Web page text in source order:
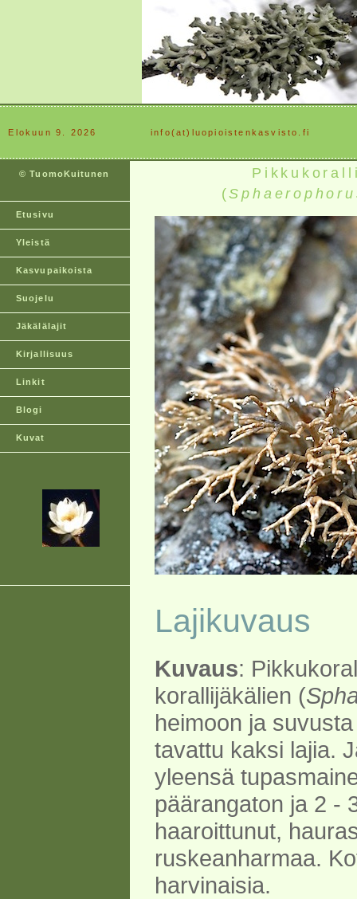
Elokuun 9. 2026 ............info(at)luopioistenkasvisto.fi
© TuomoKuitunen
Etusivu
Yleistä
Kasvupaikoista
Suojelu
Jäkälälajit
Kirjallisuus
Linkit
Blogi
Kuvat
(
Lajikuvaus
Kuvaus:
korallijäkälien (
heimoon ja
tavattu kaksi lajia.
yleensä
päärangaton ja 2 -
haaroittunut,
ruskeanharmaa.
harvinaisia.